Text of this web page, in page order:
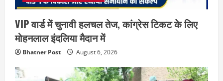
VIP वार्ड में चुनावी हलचल तेज, कांग्रेस टिकट के लिए
मोहनलाल इंदलिया मैदान में
Bhatner Post August 6, 2026